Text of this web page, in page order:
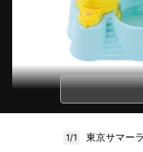
1/1 東京サマー